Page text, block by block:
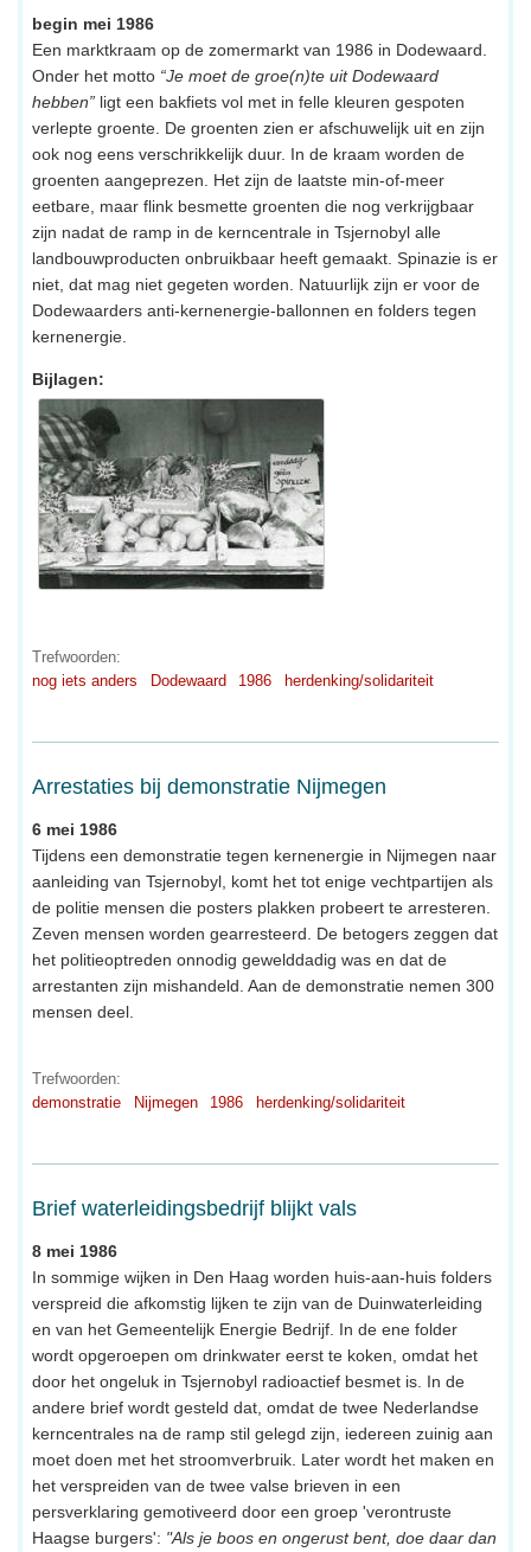
begin mei 1986
Een marktkraam op de zomermarkt van 1986 in Dodewaard.
Onder het motto “Je moet de groe(n)te uit Dodewaard
hebben” ligt een bakfiets vol met in felle kleuren gespoten
verlepte groente. De groenten zien er afschuwelijk uit en zijn
ook nog eens verschrikkelijk duur. In de kraam worden de
groenten aangeprezen. Het zijn de laatste min-of-meer
eetbare, maar flink besmette groenten die nog verkrijgbaar
zijn nadat de ramp in de kerncentrale in Tsjernobyl alle
landbouwproducten onbruikbaar heeft gemaakt. Spinazie is er
niet, dat mag niet gegeten worden. Natuurlijk zijn er voor de
Dodewaarders anti-kernenergie-ballonnen en folders tegen
kernenergie.
Bijlagen:
Trefwoorden:
nog iets anders
Dodewaard 1986 herdenking/solidariteit
Arrestaties bij demonstratie Nijmegen
6 mei 1986
Tijdens een demonstratie tegen kernenergie in Nijmegen naar
aanleiding van Tsjernobyl, komt het tot enige vechtpartijen als
de politie mensen die posters plakken probeert te arresteren.
Zeven mensen worden gearresteerd. De betogers zeggen dat
het politieoptreden onnodig gewelddadig was en dat de
arrestanten zijn mishandeld. Aan de demonstratie nemen 300
mensen deel.
Trefwoorden:
demonstratie
Nijmegen 1986 herdenking/solidariteit
Brief waterleidingsbedrijf blijkt vals
8 mei 1986
In sommige wijken in Den Haag worden huis-aan-huis folders
verspreid die afkomstig lijken te zijn van de Duinwaterleiding
en van het Gemeentelijk Energie Bedrijf. In de ene folder
wordt opgeroepen om drinkwater eerst te koken, omdat het
door het ongeluk in Tsjernobyl radioactief besmet is. In de
andere brief wordt gesteld dat, omdat de twee Nederlandse
kerncentrales na de ramp stil gelegd zijn, iedereen zuinig aan
moet doen met het stroomverbruik. Later wordt het maken en
het verspreiden van de twee valse brieven in een
persverklaring gemotiveerd door een groep 'verontruste
Haagse burgers': "Als je boos en ongerust bent, doe daar dan